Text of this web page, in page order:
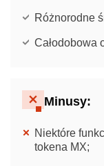
Różnorodne
Całodobowa
Minusy:
Niektóre
tokena MX;